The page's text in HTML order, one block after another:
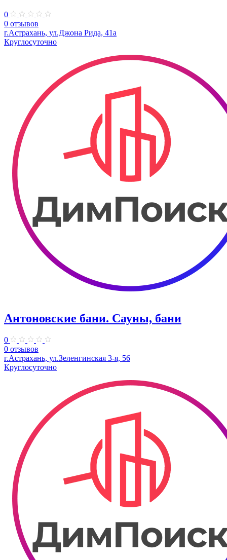
0
0 отзывов
г.Астрахань, ул.Джона Рида, 41а
Круглосуточно
Антоновские бани. Сауны, бани
0
0 отзывов
г.Астрахань, ул.Зеленгинская 3-я, 56
Круглосуточно